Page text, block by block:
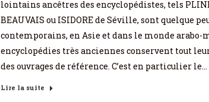
lointains ancêtres des encyclopédistes, tels
BEAUVAIS ou ISIDORE de Séville, sont quelque
contemporains, en Asie et dans le monde
encyclopédies très anciennes conservent tout
des ouvrages de référence. C’est en particulier le…
Lire la suite